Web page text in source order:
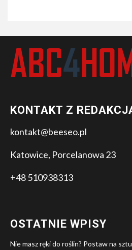
KONTAKT Z
kontakt@beeseo.pl
Katowice, Porcelanowa 23
+48 510938313
OSTATNIE WPISY
Nie masz ręki do roślin? Postaw na